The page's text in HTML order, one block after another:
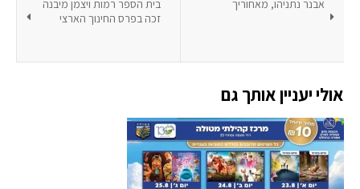
בית הספר רמות ויצמן מיבנה
זכה בפרס החינוך הארצי
אבנר נתניהו, מאחוריך
אולי יעניין אותך גם